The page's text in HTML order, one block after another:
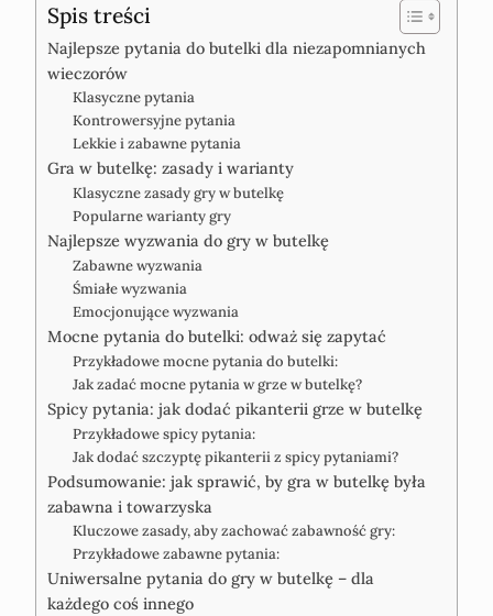
Spis treści
Najlepsze pytania do butelki dla niezapomnianych
wieczorów
Klasyczne pytania
Kontrowersyjne pytania
Lekkie i zabawne pytania
Gra w butelkę: zasady i warianty
Klasyczne zasady gry w butelkę
Popularne warianty gry
Najlepsze wyzwania do gry w butelkę
Zabawne wyzwania
Śmiałe wyzwania
Emocjonujące wyzwania
Mocne pytania do butelki: odważ się zapytać
Przykładowe mocne pytania do butelki:
Jak zadać mocne pytania w grze w butelkę?
Spicy pytania: jak dodać pikanterii grze w butelkę
Przykładowe spicy pytania:
Jak dodać szczyptę pikanterii z spicy pytaniami?
Podsumowanie: jak sprawić, by gra w butelkę była
zabawna i towarzyska
Kluczowe zasady, aby zachować zabawność gry:
Przykładowe zabawne pytania:
Uniwersalne pytania do gry w butelkę – dla
każdego coś innego